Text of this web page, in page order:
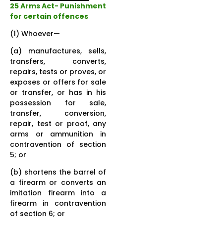
25 Arms Act- Punishment
for certain offences
(1) Whoever—
(a) manufactures, sells,
transfers, converts,
repairs, tests or proves, or
exposes or offers for sale
or transfer, or has in his
possession for sale,
transfer, conversion,
repair, test or proof, any
arms or ammunition in
contravention of section
5; or
(b) shortens the barrel of
a firearm or converts an
imitation firearm into a
firearm in contravention
of section 6; or